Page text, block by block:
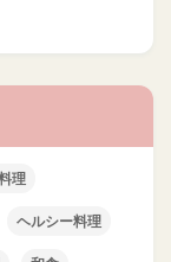
理
ヘルシー料理